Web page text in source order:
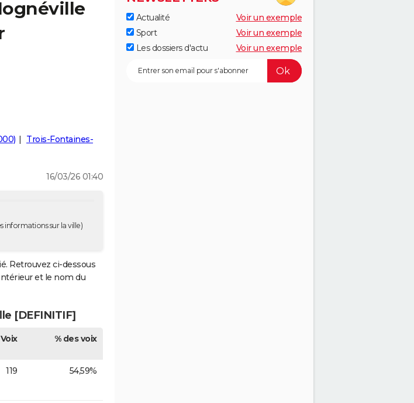
Trois-Fontaines-
16/03/26 01:40
informations sur la ville)
Retrouvez ci-dessous
et le nom du
[DEFINITIF]
Voix % des voix
119 54,59%
Actualité
Voir un exemple
Sport
Voir un exemple
Les dossiers d'actu
Voir un exemple